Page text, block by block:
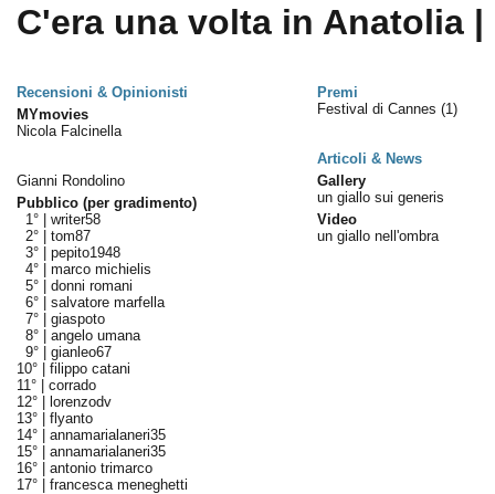
C'era una volta in Anatolia |
Recensioni & Opinionisti
Premi
MYmovies
Nicola Falcinella
Gianni Rondolino
Pubblico (per gradimento)
1° | writer58
2° | tom87
3° | pepito1948
4° | marco michielis
5° | donni romani
6° | salvatore marfella
7° | giaspoto
8° | angelo umana
9° | gianleo67
10° | filippo catani
11° | corrado
12° |
lorenzodv
13° | flyanto
14° | annamarialaneri35
15° | annamarialaneri35
16° | antonio trimarco
17° | francesca meneghetti
Festival di Cannes (1)
Articoli & News
Gallery
un giallo sui generis
Video
un giallo nell'ombra